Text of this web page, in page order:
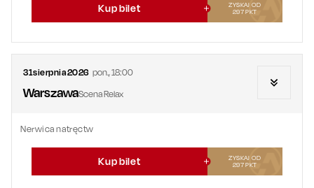
Kup bilet
ZYSKAJ OD
297PKT
31sierpnia2026 pon.,18:00
WarszawaScena Relax
Nerwica natręctw
Kup bilet
ZYSKAJ OD
297PKT